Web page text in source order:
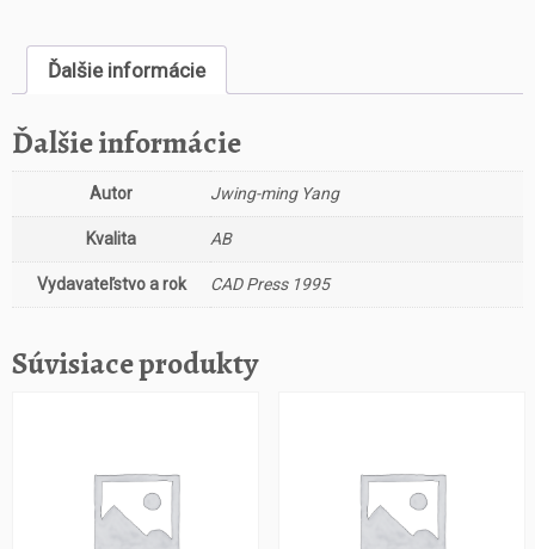
h
i
k
r
o
Ďalšie informácie
Ďalšie informácie
Autor Jwing-ming Yang
Kvalita AB
Vydavateľstvo a rok CAD Press 1995
Súvisiace produkty